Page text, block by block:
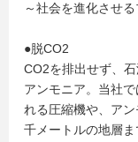
～社会を進化させ
●脱CO2
CO2を排出せず、
アンモニア。当社
れる圧縮機や、ア
千メートルの地層